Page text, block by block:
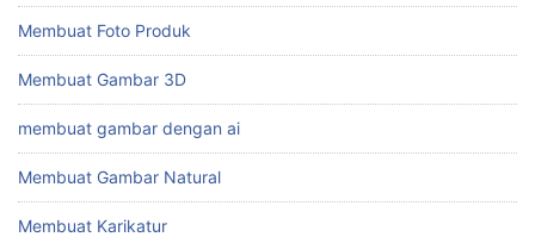
Membuat Foto Produk
Membuat Gambar 3D
membuat gambar dengan ai
Membuat Gambar Natural
Membuat Karikatur